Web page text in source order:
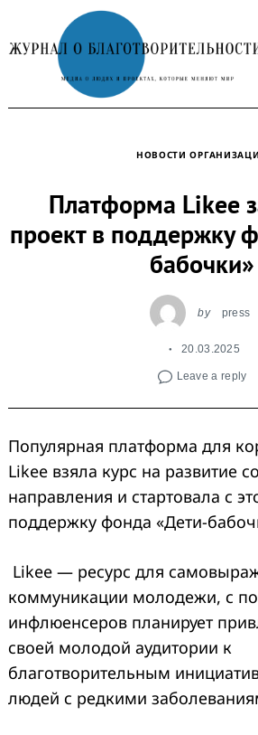
to
content
НОВОСТИ
Платформа Likee
проект в поддержку
бабочки»
by press
20.03.2025
Leave a reply
Популярная платформа для
Likee взяла курс на развитие
направления и стартовала с
поддержку фонда «Дети-
Likee — ресурс для
коммуникации молодежи, с
инфлюенсеров планирует
своей молодой аудитории к
благотворительным
людей с редкими